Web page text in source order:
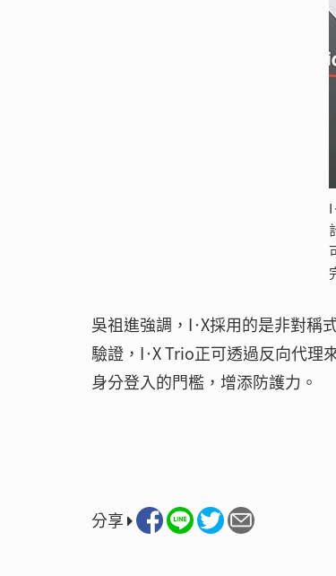
吳祖進強調，I·X採用的是非對稱
驗證，I·X Trio正可透過反向代理
身分登入的門檻，增添防護力。
分享